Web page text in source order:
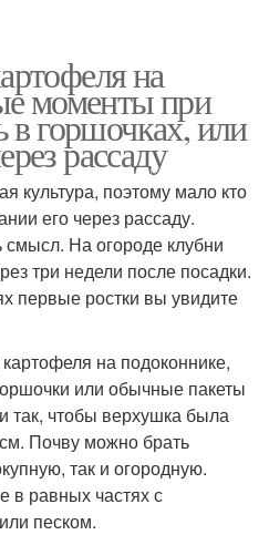
на
моменты при
в горшочках, или
рассаду
культура, поэтому мало кто
его через рассаду.
На огороде клубни
три недели после посадки.
первые ростки вы увидите
на подоконнике,
или обычные пакеты
так, чтобы верхушка была
Почву можно брать
так и огородную.
в равных частях с
песком.